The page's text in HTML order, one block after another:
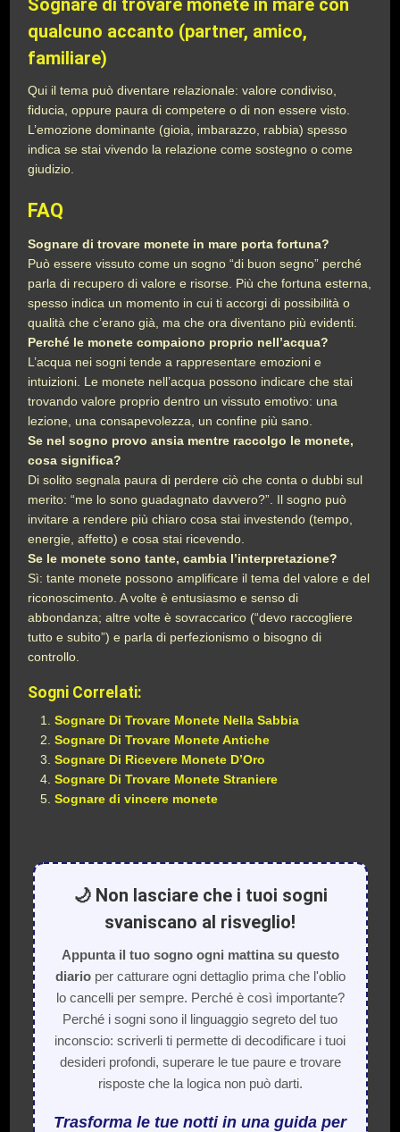
Sognare di trovare monete in mare con
qualcuno accanto (partner, amico,
familiare)
Qui il tema può diventare relazionale: valore condiviso,
fiducia, oppure paura di competere o di non essere visto.
L’emozione dominante (gioia, imbarazzo, rabbia) spesso
indica se stai vivendo la relazione come sostegno o come
giudizio.
FAQ
Sognare di trovare monete in mare porta fortuna?
Può essere vissuto come un sogno “di buon segno” perché
parla di recupero di valore e risorse. Più che fortuna esterna,
spesso indica un momento in cui ti accorgi di possibilità o
qualità che c’erano già, ma che ora diventano più evidenti.
Perché le monete compaiono proprio nell’acqua?
L’acqua nei sogni tende a rappresentare emozioni e
intuizioni. Le monete nell’acqua possono indicare che stai
trovando valore proprio dentro un vissuto emotivo: una
lezione, una consapevolezza, un confine più sano.
Se nel sogno provo ansia mentre raccolgo le monete,
cosa significa?
Di solito segnala paura di perdere ciò che conta o dubbi sul
merito: “me lo sono guadagnato davvero?”. Il sogno può
invitare a rendere più chiaro cosa stai investendo (tempo,
energie, affetto) e cosa stai ricevendo.
Se le monete sono tante, cambia l’interpretazione?
Sì: tante monete possono amplificare il tema del valore e del
riconoscimento. A volte è entusiasmo e senso di
abbondanza; altre volte è sovraccarico (“devo raccogliere
tutto e subito”) e parla di perfezionismo o bisogno di
controllo.
Sogni Correlati:
Sognare Di Trovare Monete Nella Sabbia
Sognare Di Trovare Monete Antiche
Sognare Di Ricevere Monete D’Oro
Sognare Di Trovare Monete Straniere
Sognare di vincere monete
🌙 Non lasciare che i tuoi sogni
svaniscano al risveglio!
Appunta il tuo sogno ogni mattina su questo
diarioper catturare ogni dettaglio prima che l'oblio
lo cancelli per sempre. Perché è così importante?
Perché i sogni sono il linguaggio segreto del tuo
inconscio: scriverli ti permette di decodificare i tuoi
desideri profondi, superare le tue paure e trovare
risposte che la logica non può darti.
Trasforma le tue notti in una guida per